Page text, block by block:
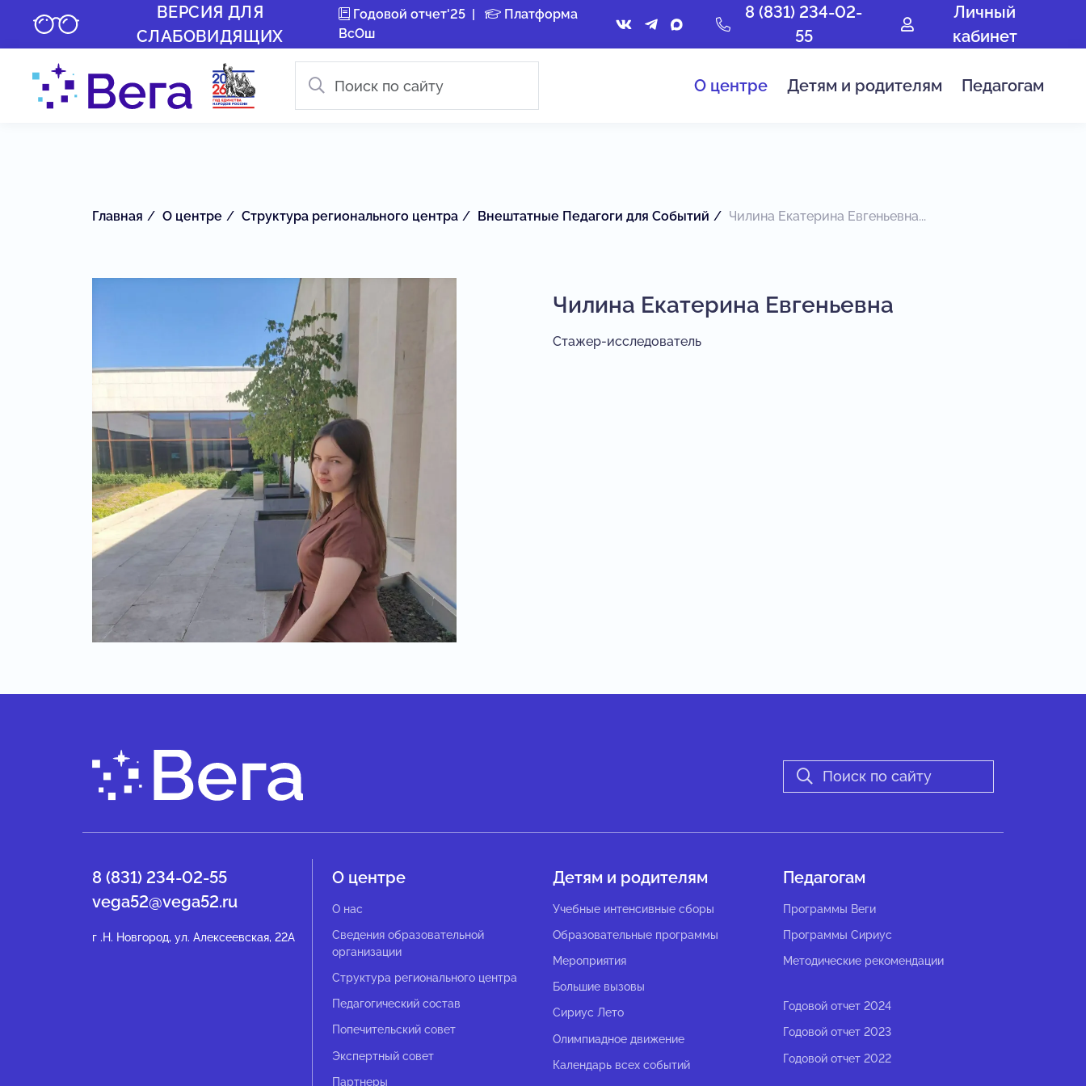
ВЕРСИЯ ДЛЯ
СЛАБОВИДЯЩИХ
Годовой отчет'25|
Платформа
ВсОш
8 (831) 234-02-
55
Личный
кабинет
О центре Детям и родителям Педагогам
Главная О центре Структура регионального центра Внештатные Педагоги для Событий Чилина Екатерина Евгеньевна...
Чилина Екатерина Евгеньевна
Стажер-исследователь
8 (831) 234-02-55
vega52@vega52.ru
г .Н. Новгород, ул. Алексеевская, 22А
О центре
О нас
Сведения образовательной
организации
Структура регионального центра
Педагогический состав
Попечительский совет
Экспертный совет
Партнеры
Детям и родителям
Учебные интенсивные сборы
Образовательные программы
Мероприятия
Большие вызовы
Сириус Лето
Олимпиадное движение
Календарь всех событий
Педагогам
Программы Веги
Программы Сириус
Методические рекомендации
Годовой отчет 2024
Годовой отчет 2023
Годовой отчет 2022